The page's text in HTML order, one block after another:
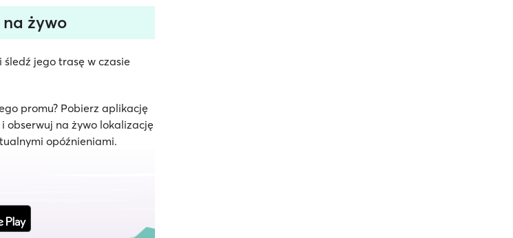
żywo
jego trasę w czasie
promu? Pobierz aplikację
obserwuj na żywo lokalizację
opóźnieniami.